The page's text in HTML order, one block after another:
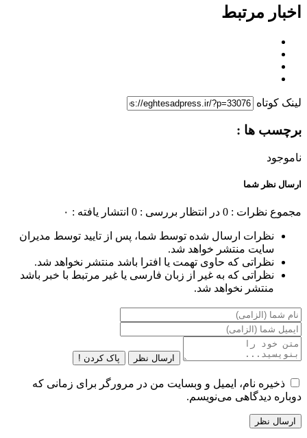
اخبار مرتبط
لینک کوتاه
برچسب ها :
ناموجود
ارسال نظر شما
مجموع نظرات : 0 در انتظار بررسی : 0 انتشار یافته : ۰
نظرات ارسال شده توسط شما، پس از تایید توسط مدیران
سایت منتشر خواهد شد.
نظراتی که حاوی تهمت یا افترا باشد منتشر نخواهد شد.
نظراتی که به غیر از زبان فارسی یا غیر مرتبط با خبر باشد
منتشر نخواهد شد.
ارسال نظر پاک کردن !
ذخیره نام، ایمیل و وبسایت من در مرورگر برای زمانی که
دوباره دیدگاهی می‌نویسم.